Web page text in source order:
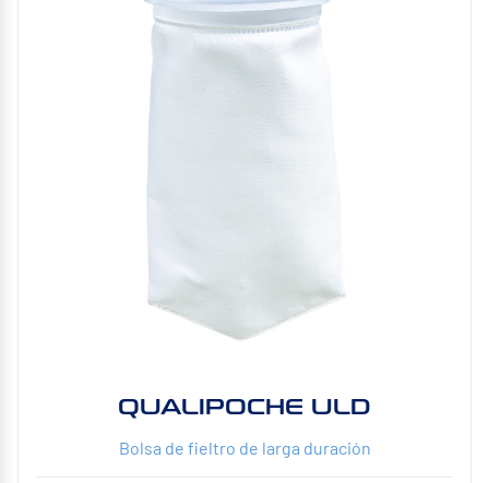
QUALIPOCHE ULD
Bolsa de fieltro de larga duración